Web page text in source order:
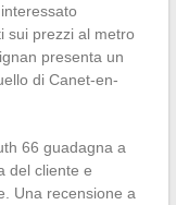
sui prezzi al metro
presenta un
di Canet-en-
66 guadagna a
del cliente e
Una recensione a